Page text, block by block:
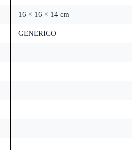
16 × 16 × 14 cm
GENERICO